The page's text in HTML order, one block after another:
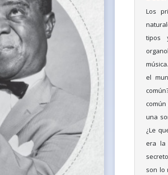
Los
tipos
el
una
¿Le
era la
son lo